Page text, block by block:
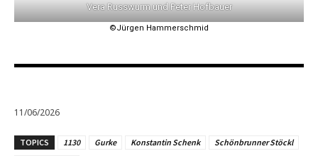
Vera Russwurm und Peter Hofbauer
©Jürgen Hammerschmid
11/06/2026
TOPICS 1130 Gurke Konstantin Schenk
Schönbrunner Stöckl